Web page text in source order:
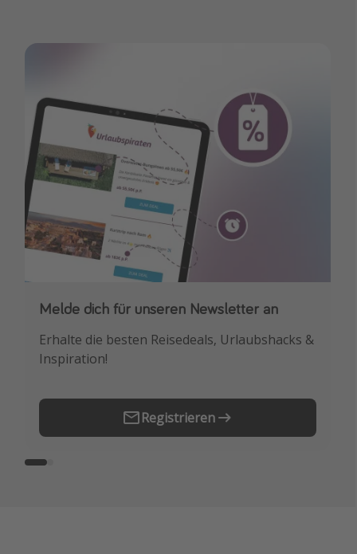
Melde dich für unseren Newsletter an
Erhalte die besten Reisedeals, Urlaubshacks &
Inspiration!
Registrieren
Downloade unsere App
Buche die besten Reiseschnäppchen als
Erstes.